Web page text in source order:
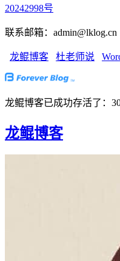
20242998号
联系邮箱：admin@lklog.cn
龙鲲博客 杜老师说
龙鲲博客已成功存活了：
龙鲲博客